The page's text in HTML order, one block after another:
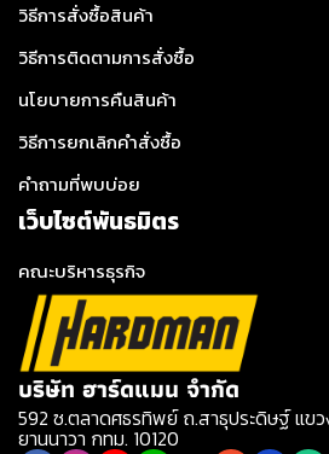
วิธีการสั่งซื้อสินค้า
วิธีการติดตามการสั่งซื้อ
นโยบายการคืนสินค้า
วิธีการยกเลิกคำสั่งซื้อ
คำถามที่พบบ่อย
เว็บไซต์พันธมิตร
คณะบริหารธุรกิจ
บริษัท ฮาร์ดแมน จำกัด
592 ซ.ตลาดศธรทิพย์ ถ.สาธุประดิษฐ์ แข
ยานนาวา กทม. 10120